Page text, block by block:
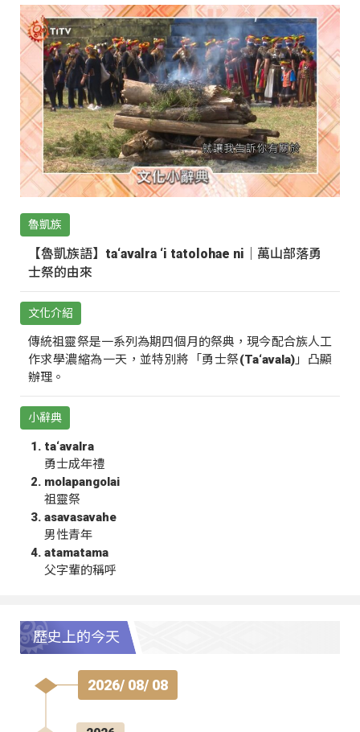
魯凱族
【魯凱族語】ta‘avalra ‘i tatolohae ni｜萬山部落勇
士祭的由來
文化介紹
傳統祖靈祭是一系列為期四個月的祭典，現今配合族人工
作求學濃縮為一天，並特別將「勇士祭(Ta‘avala)」凸顯
辦理。
小辭典
ta‘avalra
勇士成年禮
molapangolai
祖靈祭
asavasavahe
男性青年
atamatama
父字輩的稱呼
歷史上的今天
2026/ 08/ 08